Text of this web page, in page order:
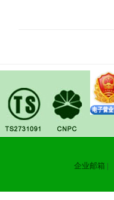
企业邮箱 |